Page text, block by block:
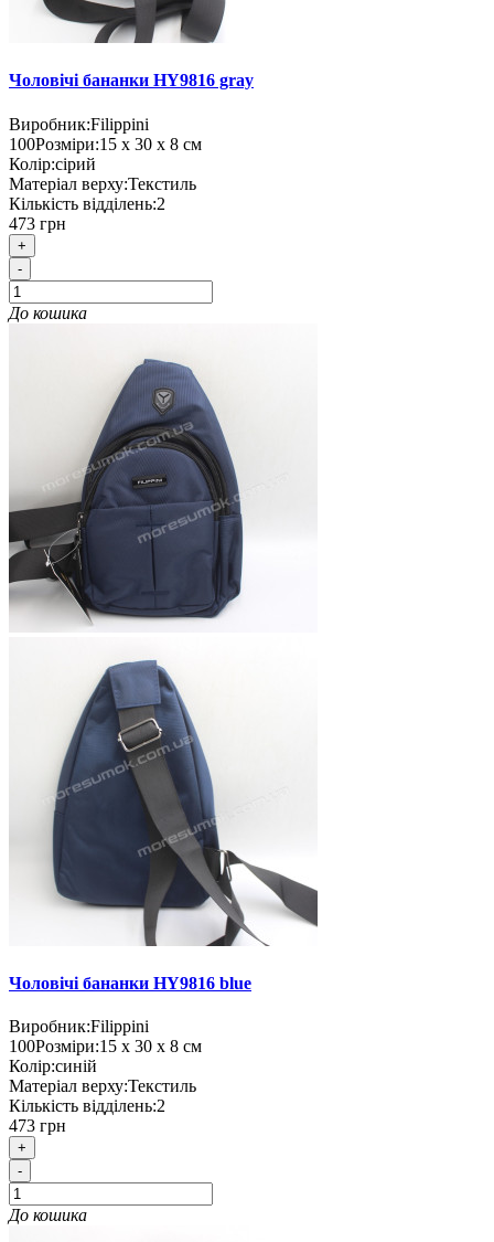
Чоловічі бананки HY9816 gray
Виробник:Filippini
100Розміри:15 х 30 х 8 см
Колір:сірий
Матеріал верху:Текстиль
Кількість відділень:2
473 грн
+
-
До кошика
Чоловічі бананки HY9816 blue
Виробник:Filippini
100Розміри:15 х 30 х 8 см
Колір:синій
Матеріал верху:Текстиль
Кількість відділень:2
473 грн
+
-
До кошика